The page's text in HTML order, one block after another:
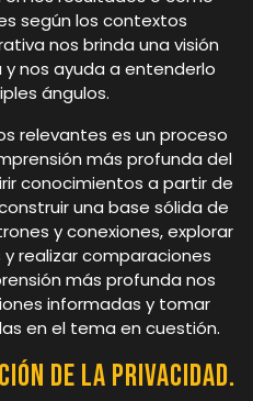
según los contextos
nos brinda una visión
nos ayuda a entenderlo
ángulos.
relevantes es un proceso
más profunda del
conocimientos a partir de
una base sólida de
y conexiones, explorar
realizar comparaciones
más profunda nos
informadas y tomar
en el tema en cuestión.
de la privacidad.